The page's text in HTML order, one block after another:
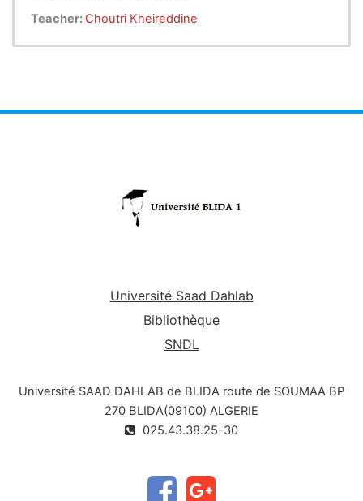
Teacher: Choutri Kheireddine
Université Saad Dahlab
Bibliothèque
SNDL
Université SAAD DAHLAB de BLIDA route de SOUMAA BP
270 BLIDA(09100) ALGERIE
025.43.38.25-30